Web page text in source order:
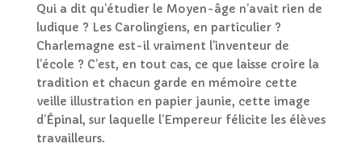
Qui a dit qu’étudier le Moyen-âge n’avait rien de
ludique ? Les Carolingiens, en particulier ?
Charlemagne est-il vraiment l’inventeur de
l’école ? C’est, en tout cas, ce que laisse croire la
tradition et chacun garde en mémoire cette
veille illustration en papier jaunie, cette image
d’Épinal, sur laquelle l’Empereur félicite les élèves
travailleurs.